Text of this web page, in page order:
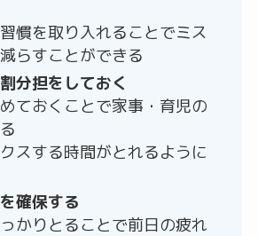
慣を取り入れることでミス
らすことができる
分担をしておく
ておくことで家事・育児の
スする時間がとれるように
確保する
かりとることで前日の疲れ